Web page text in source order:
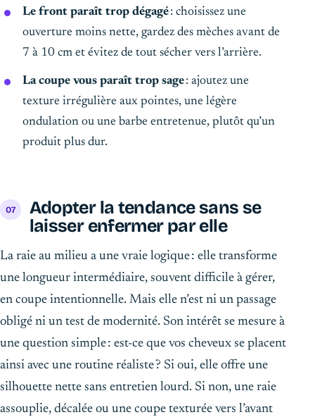
Le front paraît trop dégagé: choisissez une
ouverture moins nette, gardez des mèches avant de
7 à 10 cm et évitez de tout sécher vers l’arrière.
La coupe vous paraît trop sage: ajoutez une
texture irrégulière aux pointes, une légère
ondulation ou une barbe entretenue, plutôt qu’un
produit plus dur.
Adopter la tendance sans se
laisser enfermer par elle
La raie au milieu a une vraie logique : elle transforme
une longueur intermédiaire, souvent difficile à gérer,
en coupe intentionnelle. Mais elle n’est ni un passage
obligé ni un test de modernité. Son intérêt se mesure à
une question simple : est-ce que vos cheveux se placent
ainsi avec une routine réaliste ? Si oui, elle offre une
silhouette nette sans entretien lourd. Si non, une raie
assouplie, décalée ou une coupe texturée vers l’avant